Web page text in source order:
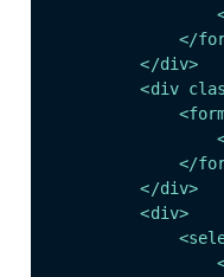
</
</div>
<div
<
</
</div>
<div>
<